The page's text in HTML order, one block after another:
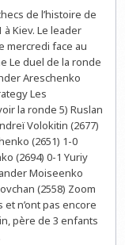
À
:
PONOMARIOV
LEADER
À
SUR
6
de l’histoire de
à Kiev. Le leader
mercredi face au
Le duel de la ronde
Areschenko
Les
la ronde 5) Ruslan
Volokitin (2677)
(2651) 1-0
(2694) 0-1 Yuriy
Moiseenko
(2558) Zoom
n’ont pas encore
père de 3 enfants